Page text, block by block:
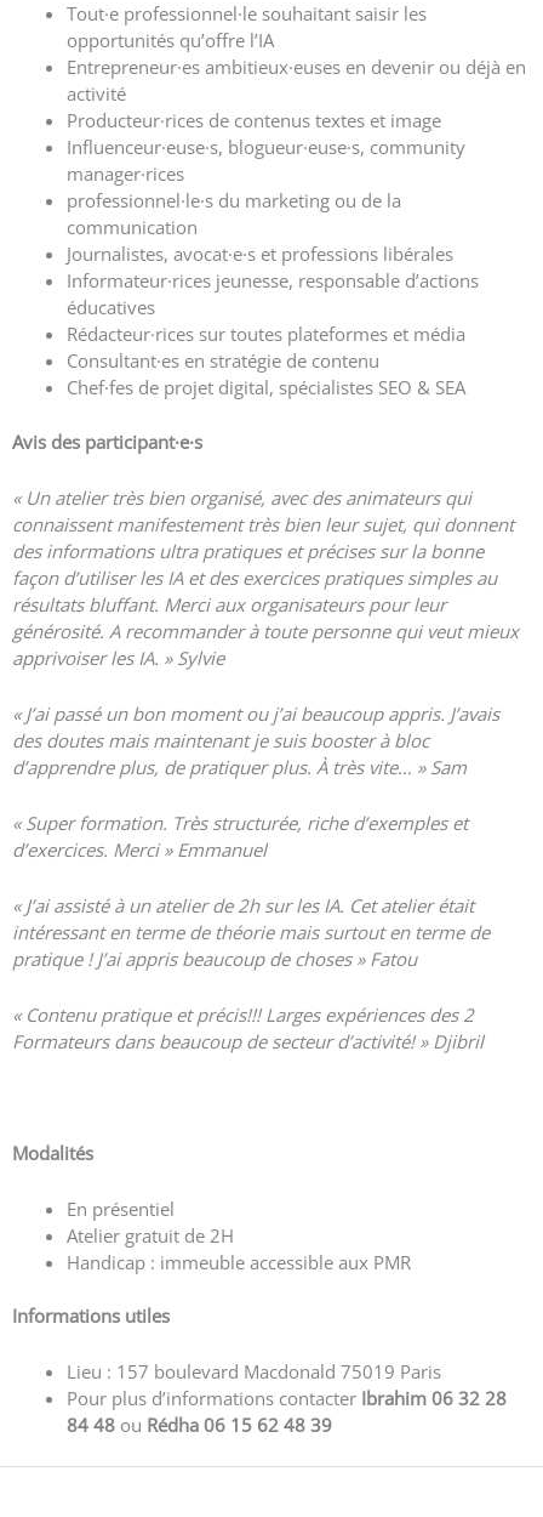
Tout·e professionnel·le souhaitant saisir les
opportunités qu’offre l’IA
Entrepreneur·es ambitieux·euses en devenir ou déjà en
activité
Producteur·rices de contenus textes et image
Influenceur·euse·s, blogueur·euse·s, community
manager·rices
professionnel·le·s du marketing ou de la
communication
Journalistes, avocat·e·s et professions libérales
Informateur·rices jeunesse, responsable d’actions
éducatives
Rédacteur·rices sur toutes plateformes et média
Consultant·es en stratégie de contenu
Chef·fes de projet digital, spécialistes SEO & SEA
Avis des participant·e·s
« Un atelier très bien organisé, avec des animateurs qui
connaissent manifestement très bien leur sujet, qui donnent
des informations ultra pratiques et précises sur la bonne
façon d’utiliser les IA et des exercices pratiques simples au
résultats bluffant. Merci aux organisateurs pour leur
générosité. A recommander à toute personne qui veut mieux
apprivoiser les IA. » Sylvie
« J’ai passé un bon moment ou j’ai beaucoup appris. J’avais
des doutes mais maintenant je suis booster à bloc
d’apprendre plus, de pratiquer plus. À très vite… » Sam
« Super formation. Très structurée, riche d’exemples et
d’exercices. Merci » Emmanuel
« J’ai assisté à un atelier de 2h sur les IA. Cet atelier était
intéressant en terme de théorie mais surtout en terme de
pratique ! J’ai appris beaucoup de choses » Fatou
« Contenu pratique et précis!!! Larges expériences des 2
Formateurs dans beaucoup de secteur d’activité! » Djibril
Modalités
En présentiel
Atelier gratuit de 2H
Handicap : immeuble accessible aux PMR
Informations utiles
Lieu : 157 boulevard Macdonald 75019 Paris
Pour plus d’informations contacter Ibrahim 06 32 28
84 48 ou Rédha 06 15 62 48 39